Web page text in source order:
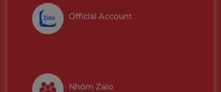
Official Account
Nhóm Zalo